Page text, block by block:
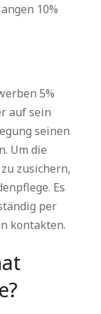
10%
5%
auf sein
seinen
Um die
zusichern,
Es
per
kontakten.